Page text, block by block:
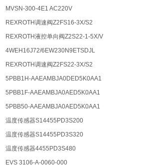
MVSN-300-4E1 AC220V
REXROTH调速阀Z2FS16-3X/S2
REXROTH液控单向阀Z2S22-1-5X/V
4WEH16J72/6EW230N9ETSDJL
REXROTH调速阀Z2FS22-3X/S2
5PBB1H-AAEAMBJA0DED5K0AA1
5PBB1F-AAEAMBJA0AED5K0AA1
5PBB50-AAEAMBJA0AED5K0AA1
温度传感器S14455PD3S200
温度传感器S14455PD3S320
温度传感器4455PD3S480
EVS 3106-A-0060-000